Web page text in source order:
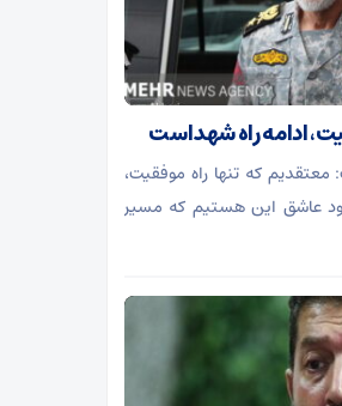
ادامه راه شهداست
که تنها راه موفقیت،
عاشق این هستیم که مسیر